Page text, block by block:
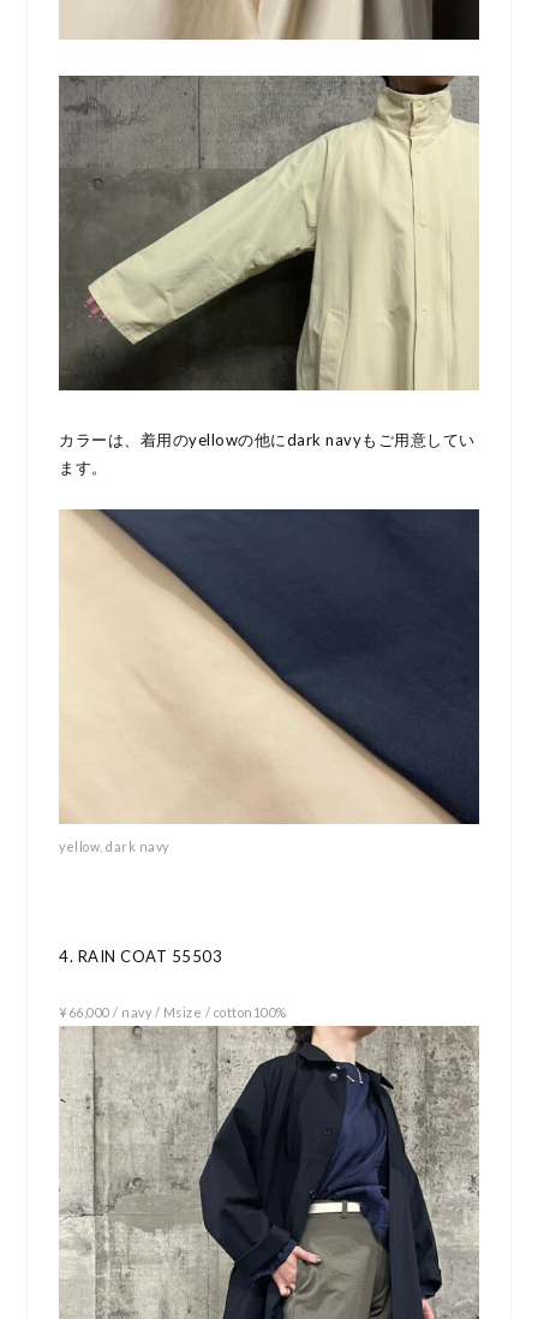
カラーは、着用のyellowの他にdark navyもご用意してい
ます。
yellow, dark navy
4. RAIN COAT 55503
¥66,000 / navy / Msize / cotton100%